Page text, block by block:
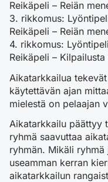
Reikäpeli – Reiän
3. rikkomus:
Reikäpeli – Reiän
4. rikkomus:
Reikäpeli –
Aikatarkkailua
käytettävän ajan
mielestä on pelaajan
Aikatarkkailu päättyy
ryhmä saavuttaa
ryhmän. Mikäli
useamman kerran
aikatarkkailun